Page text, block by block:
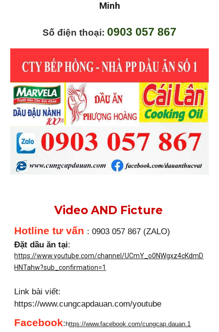
Minh
Số điện thoại: 0903 057 867
Video AND Ficture
Hotline tư vấn : 0903 057 867 (ZALO)
Đặt dầu ăn tại:
https://www.youtube.com/channel/UCmY_o0NWgxz4cKdmD
HNTahw?sub_confirmation=1
Link bài viết:
https://www.cungcapdauan.com/youtube
Facebook: https://www.facebook.com/cungcap.dauan.1